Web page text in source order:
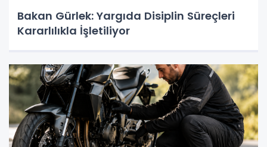
Bakan Gürlek: Yargıda Disiplin Süreçleri
Kararlılıkla İşletiliyor